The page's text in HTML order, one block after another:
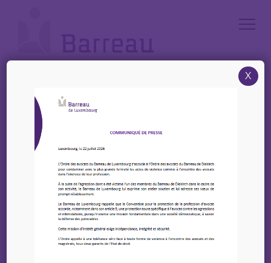
Accueil News /
22-23 septembre 2023 –
UIA Séminaire Tunis
X